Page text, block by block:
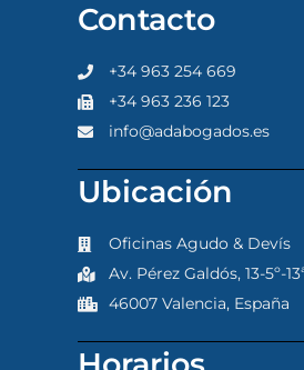
Contacto
+34 963 254 669
+34 963 236 123
info@adabogados.es
Ubicación
Oficinas Agudo & Devís
Av. Pérez Galdós, 13-5º-
46007 Valencia, España